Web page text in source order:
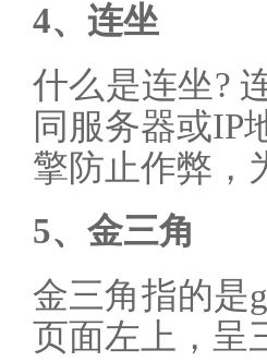
4、连坐
什么是连坐?
同服务器或IP
擎防止作弊，
5、金三角
金三角指的是
页面左上，呈